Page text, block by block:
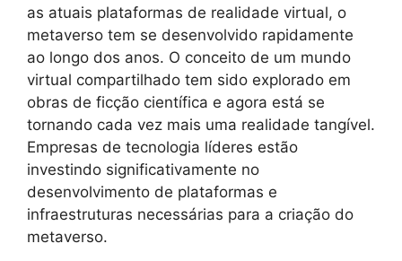
as atuais plataformas de realidade virtual, o
metaverso tem se desenvolvido rapidamente
ao longo dos anos. O conceito de um mundo
virtual compartilhado tem sido explorado em
obras de ficção científica e agora está se
tornando cada vez mais uma realidade tangível.
Empresas de tecnologia líderes estão
investindo significativamente no
desenvolvimento de plataformas e
infraestruturas necessárias para a criação do
metaverso.